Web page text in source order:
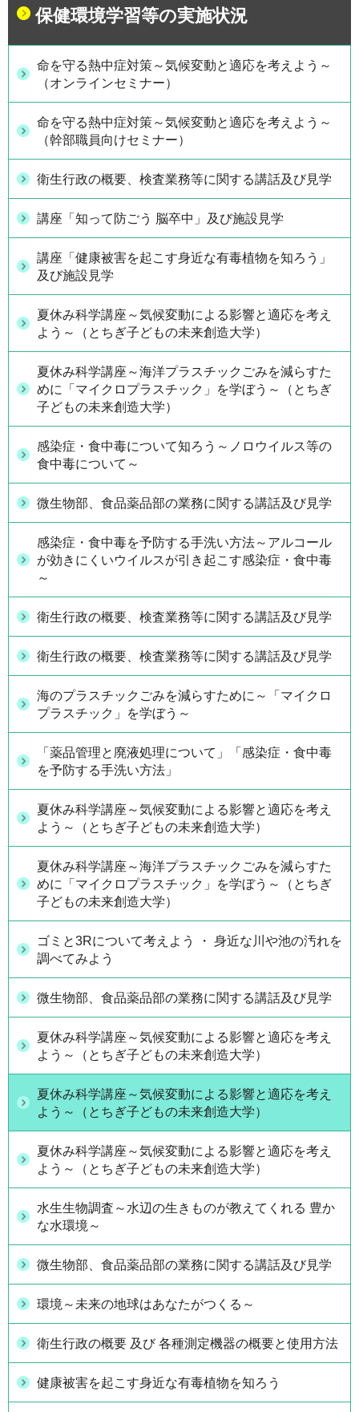
保健環境学習等の実施状況
命を守る熱中症対策～気候変動と適応を考えよう～
（オンラインセミナー）
命を守る熱中症対策～気候変動と適応を考えよう～
（幹部職員向けセミナー）
衛生行政の概要、検査業務等に関する講話及び見学
講座「知って防ごう 脳卒中」及び施設見学
講座「健康被害を起こす身近な有毒植物を知ろう」
及び施設見学
夏休み科学講座～気候変動による影響と適応を考え
よう～（とちぎ子どもの未来創造大学）
夏休み科学講座～海洋プラスチックごみを減らすた
めに「マイクロプラスチック」を学ぼう～（とちぎ
子どもの未来創造大学）
感染症・食中毒について知ろう～ノロウイルス等の
食中毒について～
微生物部、食品薬品部の業務に関する講話及び見学
感染症・食中毒を予防する手洗い方法～アルコール
が効きにくいウイルスが引き起こす感染症・食中毒
～
衛生行政の概要、検査業務等に関する講話及び見学
衛生行政の概要、検査業務等に関する講話及び見学
海のプラスチックごみを減らすために～「マイクロ
プラスチック」を学ぼう～
「薬品管理と廃液処理について」「感染症・食中毒
を予防する手洗い方法」
夏休み科学講座～気候変動による影響と適応を考え
よう～（とちぎ子どもの未来創造大学）
夏休み科学講座～海洋プラスチックごみを減らすた
めに「マイクロプラスチック」を学ぼう～（とちぎ
子どもの未来創造大学）
ゴミと3Rについて考えよう ・ 身近な川や池の汚れを
調べてみよう
微生物部、食品薬品部の業務に関する講話及び見学
夏休み科学講座～気候変動による影響と適応を考え
よう～（とちぎ子どもの未来創造大学）
夏休み科学講座～気候変動による影響と適応を考え
よう～（とちぎ子どもの未来創造大学）
夏休み科学講座～気候変動による影響と適応を考え
よう～（とちぎ子どもの未来創造大学）
水生生物調査～水辺の生きものが教えてくれる 豊か
な水環境～
微生物部、食品薬品部の業務に関する講話及び見学
環境～未来の地球はあなたがつくる～
衛生行政の概要 及び 各種測定機器の概要と使用方法
健康被害を起こす身近な有毒植物を知ろう